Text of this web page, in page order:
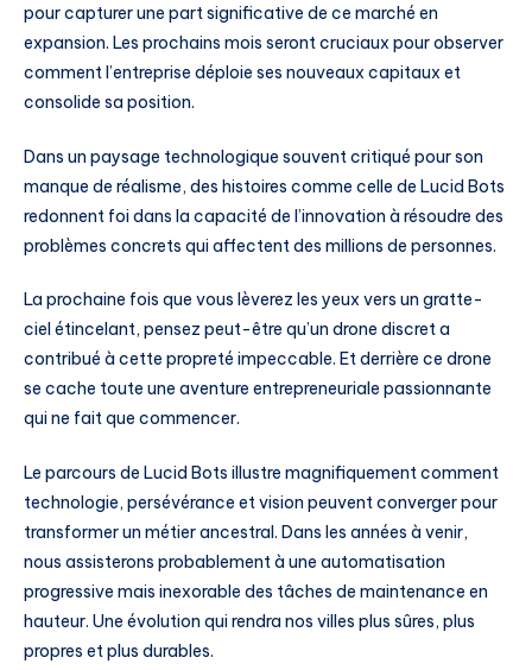
pour capturer une part significative de ce marché en
expansion. Les prochains mois seront cruciaux pour observer
comment l’entreprise déploie ses nouveaux capitaux et
consolide sa position.
Dans un paysage technologique souvent critiqué pour son
manque de réalisme, des histoires comme celle de Lucid Bots
redonnent foi dans la capacité de l’innovation à résoudre des
problèmes concrets qui affectent des millions de personnes.
La prochaine fois que vous lèverez les yeux vers un gratte-
ciel étincelant, pensez peut-être qu’un drone discret a
contribué à cette propreté impeccable. Et derrière ce drone
se cache toute une aventure entrepreneuriale passionnante
qui ne fait que commencer.
Le parcours de Lucid Bots illustre magnifiquement comment
technologie, persévérance et vision peuvent converger pour
transformer un métier ancestral. Dans les années à venir,
nous assisterons probablement à une automatisation
progressive mais inexorable des tâches de maintenance en
hauteur. Une évolution qui rendra nos villes plus sûres, plus
propres et plus durables.